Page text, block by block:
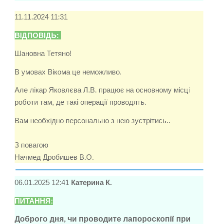
11.11.2024 11:31
ВІДПОВІДЬ:
Шановна Тетяно!
В умовах Вікома це неможливо.
Але лікар Яковлєва Л.В. працює на основному місці
роботи там, де такі операції проводять.
Вам необхідно персонально з нею зустрітись..
З повагою
Начмед Дробишев В.О.
06.01.2025 12:41 Катерина К.
ПИТАННЯ:
Доброго дня, чи проводите лапороскопії при